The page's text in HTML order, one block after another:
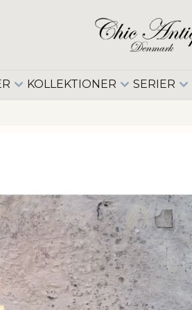
KOLLEKTIONER SERIER